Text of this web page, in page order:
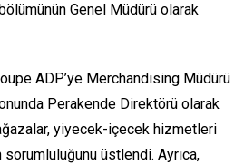
Genel Müdürü olarak
ADP’ye Merchandising Müdürü
Perakende Direktörü olarak
yiyecek-içecek hizmetleri
üstlendi. Ayrıca,